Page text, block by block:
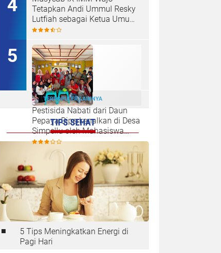
Tetapkan Andi Ummul Resky
Lutfiah sebagai Ketua Umum
Terpilih
Pestisida Nabati dari Daun
Pepaya Diperkenalkan di Desa
Simpellu oleh Mahasiswa
KKN-T Unhas Gel-116
TERPOPULER LAINNYA
TIPS SEHAT
5 Tips Meningkatkan Energi di
Pagi Hari